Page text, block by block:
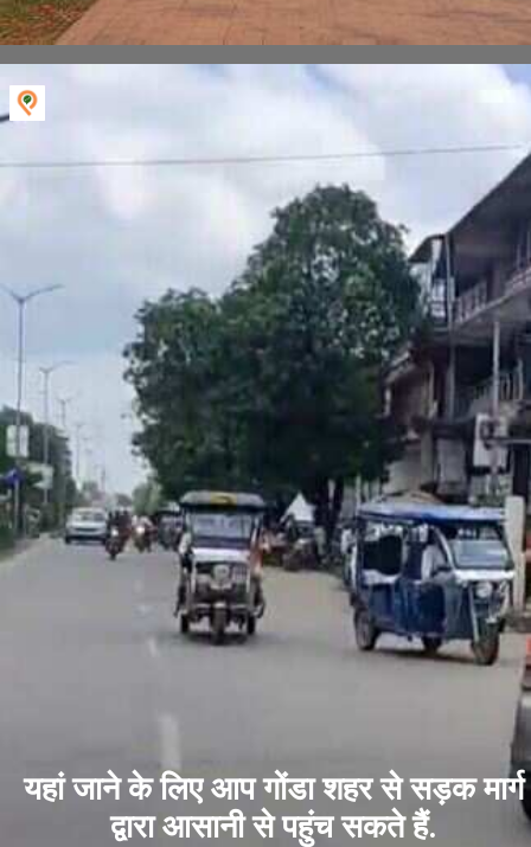
यहां जाने के लिए आप गोंडा शहर से सड़क मार्ग
द्वारा आसानी से पहुंच सकते हैं.